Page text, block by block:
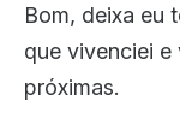
Bom, deixa eu
que vivenciei
próximas.